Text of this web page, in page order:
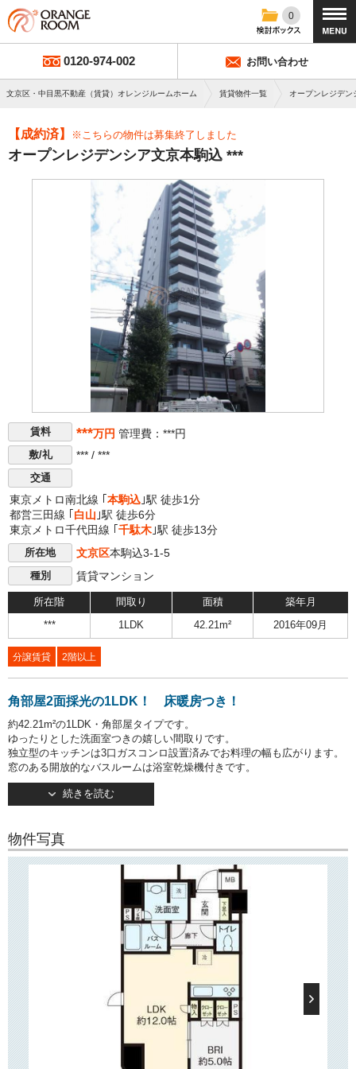
0
0120-974-002 お問い合わせ
文京区・中目黒不動産（賃貸）オレンジルームホーム 賃貸物件一覧 オープンレジデン
【成約済】 ※こちらの物件は募集終了しました
オープンレジデンシア文京本駒込 ***
賃料 ***万円 管理費：***円
敷/礼 *** / ***
交通
東京メトロ南北線 ｢ 本駒込 ｣駅 徒歩1分
都営三田線 ｢ 白山 ｣駅 徒歩6分
東京メトロ千代田線 ｢ 千駄木 ｣駅 徒歩13分
所在地 文京区本駒込3-1-5
種別 賃貸マンション
所在階 間取り 面積 築年月
*** 1LDK 42.21m² 2016年09月
分譲賃貸 2階以上
角部屋2面採光の1LDK！ 床暖房つき！
約42.21m²の1LDK・角部屋タイプです。
ゆったりとした洗面室つきの嬉しい間取りです。
独立型のキッチンは3口ガスコンロ設置済みでお料理の幅も広がります。
窓のある開放的なバスルームは浴室乾燥機付きです。
リビングには床暖房が設置されており、冬場も快適にお過ごしいただけ
文京区本駒込3丁目の分譲賃貸マンション「オープンレジデンシア文京本
駒込」。
2016年9月竣工の地上14階建て。
東京メトロ南北線「本駒込」駅ほぼ直結の好立地が魅力です。
TVモニターつきオートロックや宅配ボックスなど設備も充実！
物件の建つ本郷通り沿いにはドラッグストアやコンビニ、スーパーなど
ございますので、日々のお買い物にも便利♪
また徒歩5分のところにはスーパー「サントク」「コープ」がございます
目的に応じての使い分けも可能です。
続きを読む
物件写真